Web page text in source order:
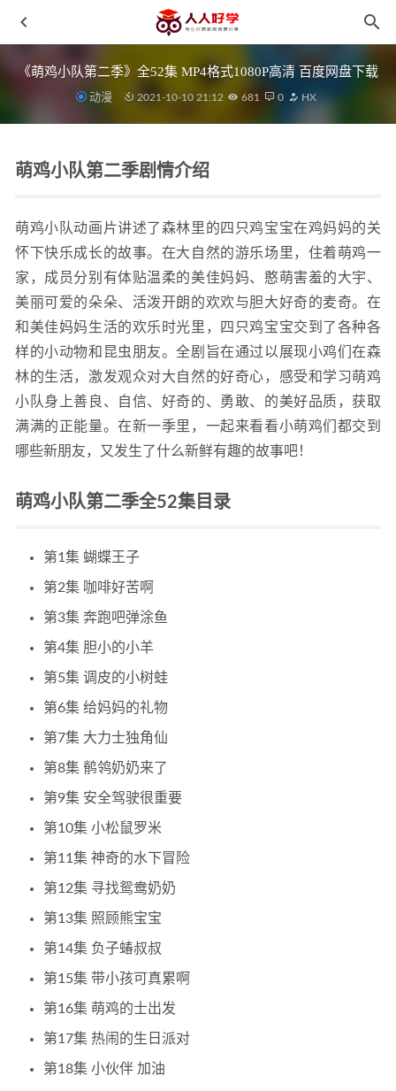
《萌鸡小队第二季》全52集 MP4格式1080P高清 百度网盘下载
动漫 2021-10-10 21:12 681 0 HX
萌鸡小队第二季剧情介绍
萌鸡小队动画片讲述了森林里的四只鸡宝宝在鸡妈妈的关
怀下快乐成长的故事。在大自然的游乐场里，住着萌鸡一
家，成员分别有体贴温柔的美佳妈妈、憨萌害羞的大宇、
美丽可爱的朵朵、活泼开朗的欢欢与胆大好奇的麦奇。在
和美佳妈妈生活的欢乐时光里，四只鸡宝宝交到了各种各
样的小动物和昆虫朋友。全剧旨在通过以展现小鸡们在森
林的生活，激发观众对大自然的好奇心，感受和学习萌鸡
小队身上善良、自信、好奇的、勇敢、的美好品质，获取
满满的正能量。在新一季里，一起来看看小萌鸡们都交到
哪些新朋友，又发生了什么新鲜有趣的故事吧！
萌鸡小队第二季全52集目录
第1集 蝴蝶王子
第2集 咖啡好苦啊
第3集 奔跑吧弹涂鱼
第4集 胆小的小羊
第5集 调皮的小树蛙
第6集 给妈妈的礼物
第7集 大力士独角仙
第8集 鹡鸰奶奶来了
第9集 安全驾驶很重要
第10集 小松鼠罗米
第11集 神奇的水下冒险
第12集 寻找鸳鸯奶奶
第13集 照顾熊宝宝
第14集 负子蝽叔叔
第15集 带小孩可真累啊
第16集 萌鸡的士出发
第17集 热闹的生日派对
第18集 小伙伴 加油
百度云网盘下载 2021-10-07
网盘下载 2021-11-20
《平说的写作入门-看图写话》MP4视频格式 百度网盘下载
2021-10-08
《三十天根治作文杂症》写作技巧课程MP3音频 百度云网盘
下载 2021-10-07